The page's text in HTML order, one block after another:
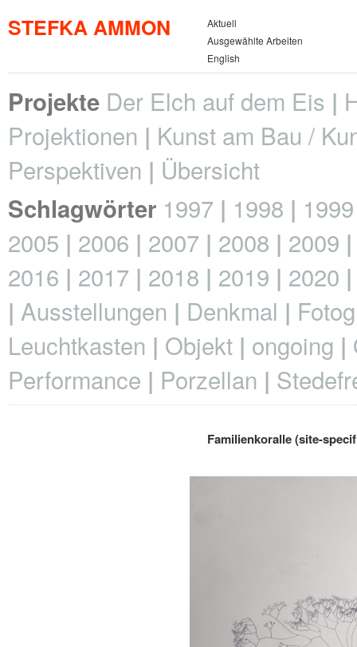
STEFKA AMMON
Aktuell
Ausgewählte Arbeiten
English
Projekte Der Elch auf dem Eis
Projektionen
Kunst am Bau /
Perspektiven
Übersicht
Schlagwörter 1997 1998
1999
2005
2006 2007 2008
2009
2016
2017 2018 2019
2020
Ausstellungen
Denkmal
Leuchtkasten
Objekt ongoing
Performance
Porzellan
Familienkoralle (site-